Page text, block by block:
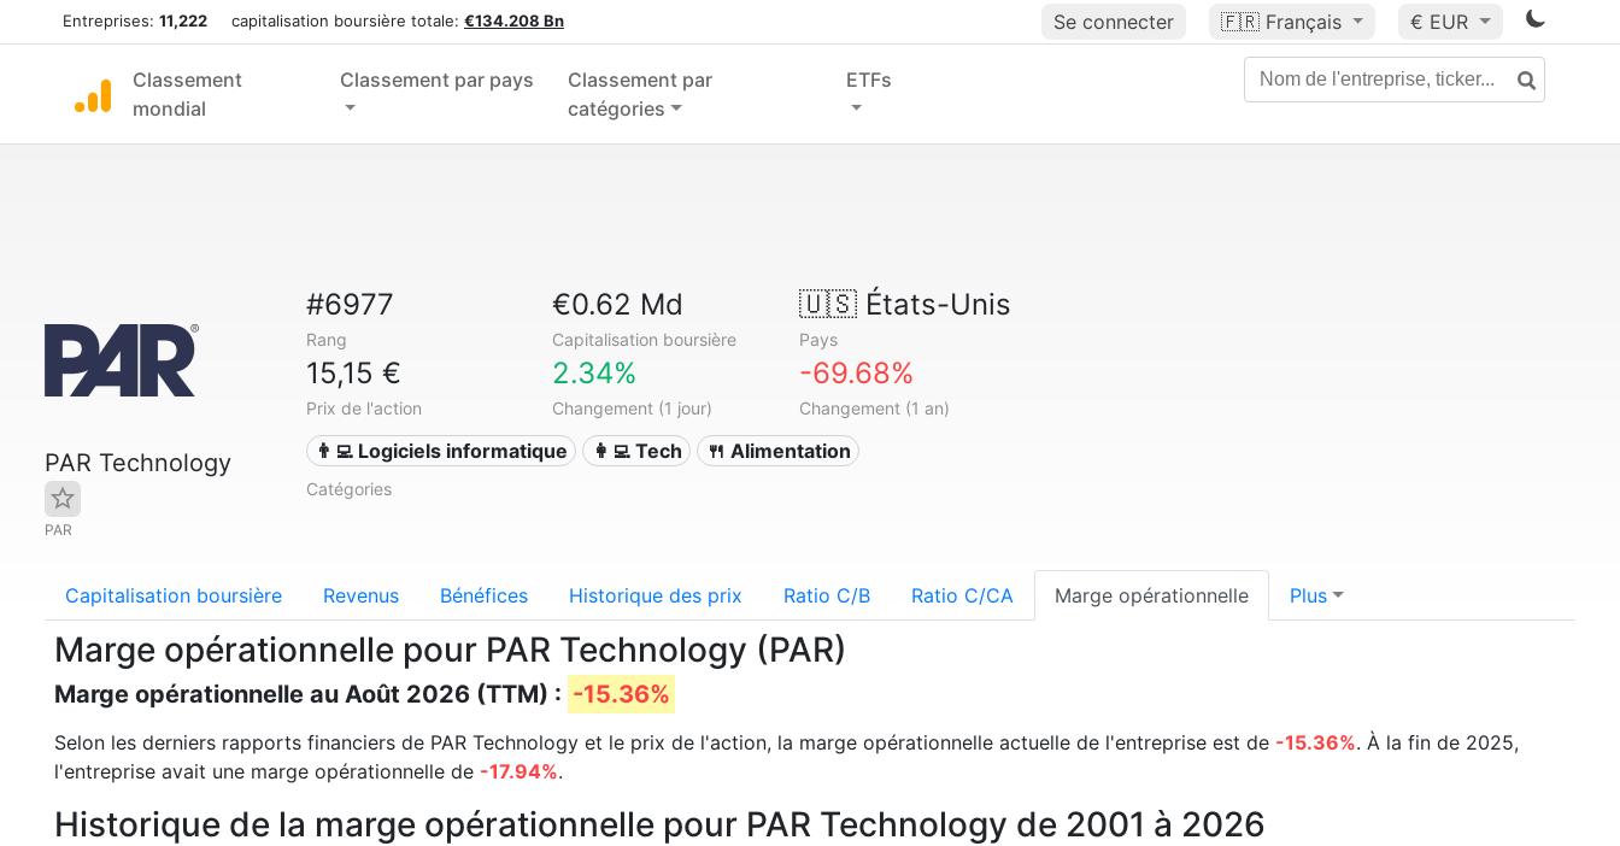
Entreprises: 11,222 capitalisation boursière totale: €134.208 Bn Se connecter 🇫🇷 Français € EUR
Classement
mondial
Classement par pays
Classement par
catégories
ETFs
PAR Technology
PAR
#6977
Rang
€0.62 Md
Capitalisation boursière
🇺🇸États-Unis
Pays
15,15 €
Prix de l'action
2.34%
Changement (1 jour)
-69.68%
Changement (1 an)
👨‍💻 Logiciels informatique 👩‍💻 Tech 🍴 Alimentation
Catégories
Capitalisation boursière Revenus Bénéfices Historique des prix Ratio C/B Ratio C/CA Marge opérationnelle Plus
Marge opérationnelle pour PAR Technology (PAR)
Marge opérationnelle au Août 2026 (TTM) : -15.36%
Selon les derniers rapports financiers de PAR Technology et le prix de l'action, la marge opérationnelle actuelle de l'entreprise est de -15.36%. À la fin de 2025,
l'entreprise avait une marge opérationnelle de -17.94%.
Historique de la marge opérationnelle pour PAR Technology de 2001 à 2026